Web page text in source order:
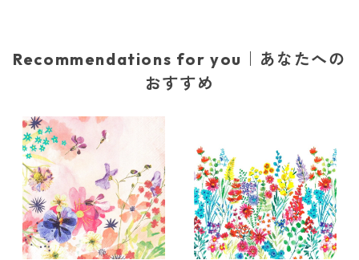
Recommendations for you｜あなたへの
おすすめ